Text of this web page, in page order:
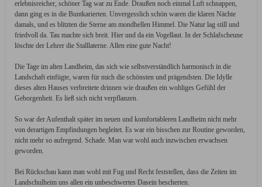
erlebnisreicher, schöner Tag war zu Ende. Draußen noch einmal Luft schnappen,
dann ging es in die Buntkarierten. Unvergesslich schön waren die klaren Nächte
damals, und es blitzten die Sterne am mondhellen Himmel. Die Natur lag still und
friedvoll da. Tau machte sich breit. Hier und da ein Vogellaut. In der Schlafscheune
löschte der Lehrer die Stalllaterne. Allen eine gute Nacht!
Die Tage im alten Landheim, das sich wie selbstverständlich harmonisch in die
Landschaft einfügte, waren für mich die schönsten und prägendsten. Die Idylle
dieses alten Hauses verbreitete drinnen wie draußen ein wohliges Gefühl der
Geborgenheit. Es ließ sich nicht verpflanzen.
So war der Aufenthalt später im neuen und komfortableren Landheim nicht mehr
von derartigen Empfindungen begleitet. Es war ein bisschen zur Routine geworden,
nicht mehr so aufregend. Schade. Man war wohl auch inzwischen erwachsen
geworden.
Bei Rückschau kann man wohl mit Fug und Recht feststellen, dass die Zeiten im
Landschulheim uns allen ein unbeschwertes Dasein bescherten.